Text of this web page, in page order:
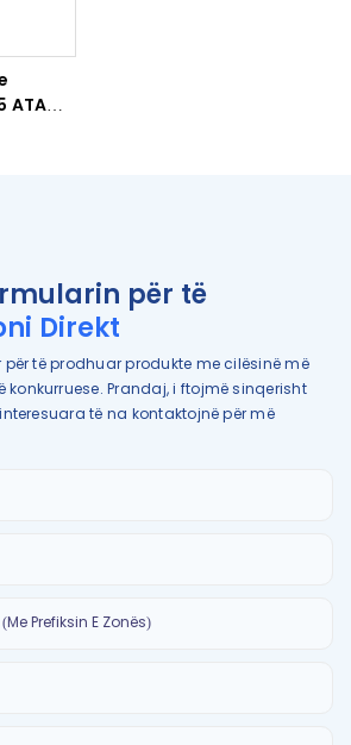
ATA
për të
Direkt
për të prodhuar produkte me cilësinë më
Prandaj, i ftojmë sinqerisht
të na kontaktojnë për më
Prefiksin E Zonës)